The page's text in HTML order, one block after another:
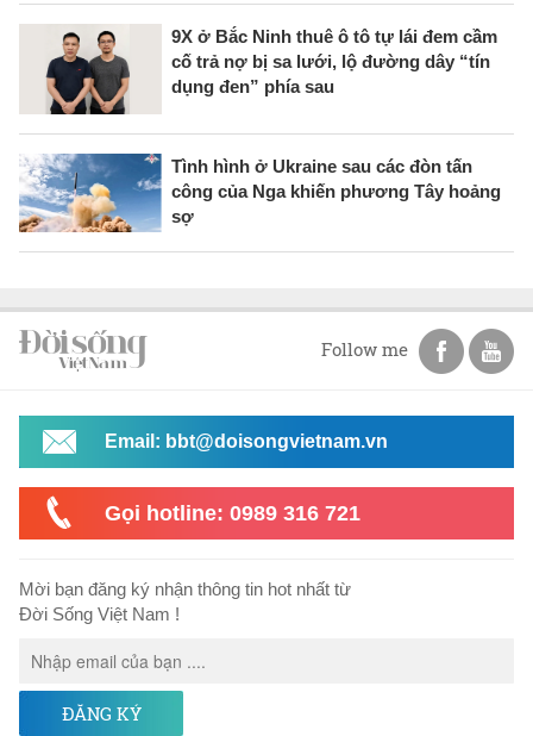
9X ở Bắc Ninh thuê ô tô tự lái đem cầm
cố trả nợ bị sa lưới, lộ đường dây “tín
dụng đen” phía sau
Tình hình ở Ukraine sau các đòn tấn
công của Nga khiến phương Tây hoảng
sợ
Follow me
Email: bbt@doisongvietnam.vn
Gọi hotline: 0989 316 721
Mời bạn đăng ký nhận thông tin hot nhất từ
Đời Sống Việt Nam !
ĐĂNG KÝ